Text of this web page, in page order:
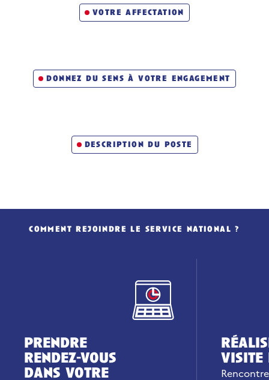
votre affectation
donnez du sens à votre engagement
description du poste
comment rejoindre le service national ?
prendre
rendez-vous
dans votre
visite